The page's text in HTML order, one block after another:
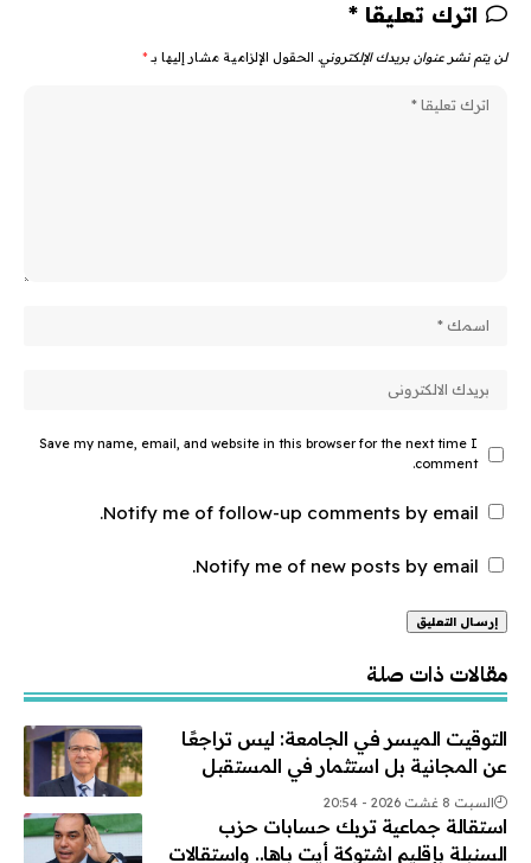
اترك تعليقا *
لن يتم نشر عنوان بريدك الإلكتروني. الحقول الإلزامية مشار إليها بـ *
Save my name, email, and website in this browser for the next time I
comment.
Notify me of follow-up comments by email.
Notify me of new posts by email.
مقالات ذات صلة
التوقيت الميسر في الجامعة: ليس تراجعًا
عن المجانية بل استثمار في المستقبل
السبت 8 غشت 2026 - 20:54
استقالة جماعية تربك حسابات حزب
السنبلة بإقليم اشتوكة أيت باها.. واستقالات